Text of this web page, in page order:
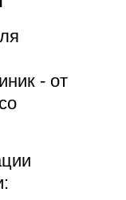
- от